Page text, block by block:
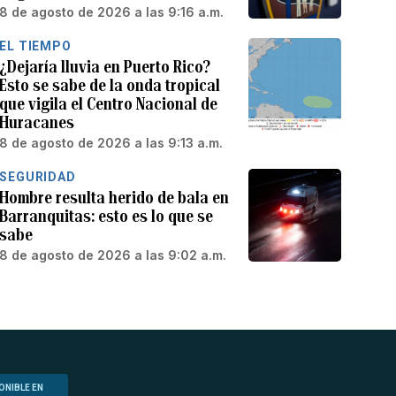
8 de agosto de 2026 a las 9:16 a.m.
EL TIEMPO
¿Dejaría lluvia en Puerto Rico?
Esto se sabe de la onda tropical
que vigila el Centro Nacional de
Huracanes
8 de agosto de 2026 a las 9:13 a.m.
SEGURIDAD
Hombre resulta herido de bala en
Barranquitas: esto es lo que se
sabe
8 de agosto de 2026 a las 9:02 a.m.
EN